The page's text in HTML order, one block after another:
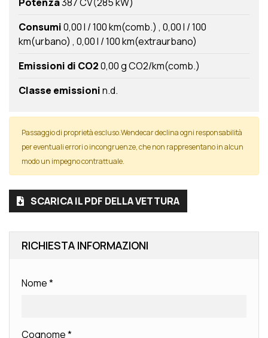
Consumi0,00 l / 100 km(comb.) 0,00 l / 100
km(urbano) 0,00 l / 100 km(extraurbano)
Emissioni di CO20,00 g CO2/km(comb.)
Classe emissionin.d.
Passaggio di proprietà escluso.Wendecar declina ogni responsabilità
per eventuali errori o incongruenze, che non rappresentano in alcun
modo un impegno contrattuale.
SCARICA IL PDF DELLA VETTURA
RICHIESTA INFORMAZIONI
Nome*
Cognome*